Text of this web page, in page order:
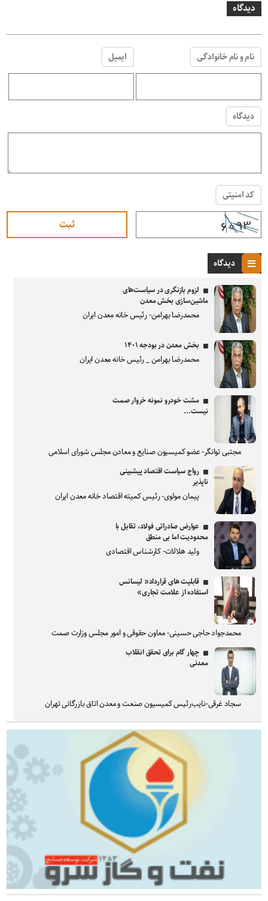
دیدگاه
نام و نام خانوادگی ایمیل
دیدگاه
کد امنیتی
دیدگاه
لزوم بازنگری در سیاست‌های
ماشین‌سازی بخش معدن
محمدرضا بهرامن- رئیس خانه معدن ایران
بخش معدن در بودجه ۱۴۰۱
محمدرضا بهرامن _ رئیس خانه معدن ایران
مشت خودرو نمونه خروار صمت
نیست...
مجتبی توانگر- عضو کمیسیون صنایع و معادن مجلس شورای اسلامی
رواج سیاست اقتصاد پیشبینی
ناپذیر
پیمان مولوی- رئیس کمیته اقتصاد خانه معدن ایران
عوارض صادراتی فولاد، تقابل با
محدودیت اما بی منطق
ولید هلالات- کارشناس اقتصادی
قابلیت های قرارداد« لیسانس
استفاده از علامت تجاری»
محمدجواد حاجی حسینی- معاون حقوقی و امور مجلس وزارت صمت
چهار گام برای تحقق انقلاب
معدنی
سجاد غرقی-نایب‌رئیس کمیسیون صنعت و معدن اتاق بازرگانی تهران